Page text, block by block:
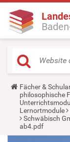
Y
o
u
a
r
e
h
Fächer &
philosophische
Lernortmodule
Schwäbisch
ab4.pdf